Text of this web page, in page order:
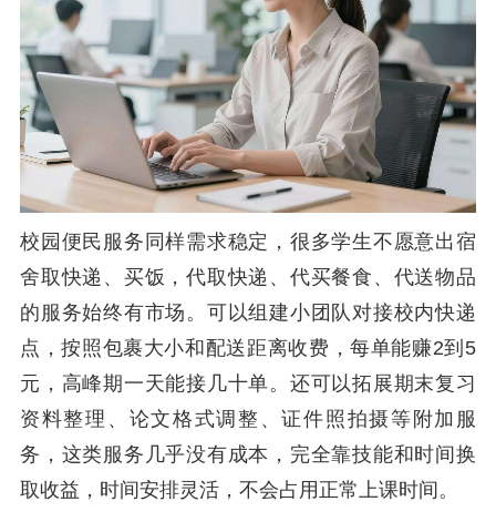
校园便民服务同样需求稳定，很多学生不愿意出宿
舍取快递、买饭，代取快递、代买餐食、代送物品
的服务始终有市场。可以组建小团队对接校内快递
点，按照包裹大小和配送距离收费，每单能赚2到5
元，高峰期一天能接几十单。还可以拓展期末复习
资料整理、论文格式调整、证件照拍摄等附加服
务，这类服务几乎没有成本，完全靠技能和时间换
取收益，时间安排灵活，不会占用正常上课时间。